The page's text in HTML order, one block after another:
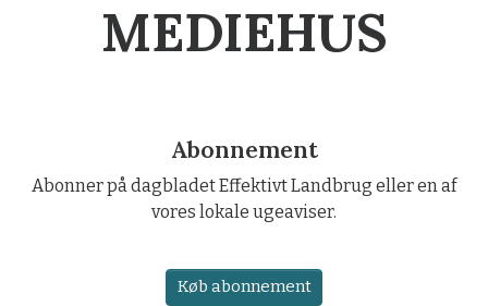
MEDIEHUS
Abonnement
Abonner på dagbladet Effektivt Landbrug eller en af
vores lokale ugeaviser.
Køb abonnement